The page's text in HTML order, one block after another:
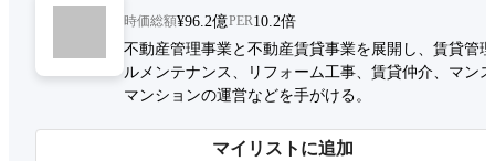
時価総額¥96.2億PER10.2倍
不動産管理事業と不動産賃貸事業を展開し、賃貸管
ルメンテナンス、リフォーム工事、賃貸仲介、マン
マンションの運営などを手がける。
マイリストに追加